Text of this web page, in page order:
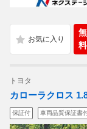
無
料
トヨタ
カローラクロス
保証付 車両品質保証書